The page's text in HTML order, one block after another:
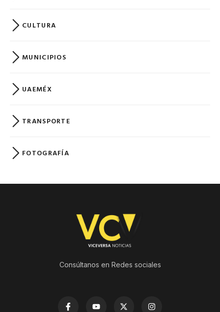
CULTURA
MUNICIPIOS
UAEMÉX
TRANSPORTE
FOTOGRAFÍA
Consúltanos en Redes sociales